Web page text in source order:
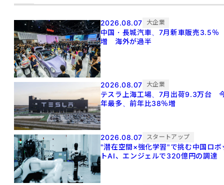
2026.08.07 大企業
中国・長城汽車、7月新車販売3.5％
増 海外が過半
2026.08.07 大企業
テスラ上海工場、7月出荷9.3万台
年最多、前年比38％増
2026.08.07 スタートアップ
"潜在空間×強化学習"で挑む中国ロボ
トAI、エンジェルで320億円の調達